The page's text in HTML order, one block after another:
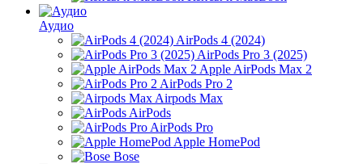
Аудио
AirPods 4 (2024)
AirPods Pro 3 (2025)
Apple AirPods Max 2
AirPods Pro 2
Airpods Max
AirPods
AirPods Pro
Apple HomePod
Bose